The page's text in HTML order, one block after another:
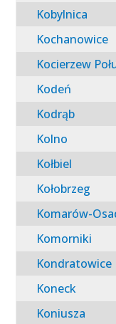
Kobylnica
Kochanowice
Kocierzew
Kodeń
Kodrąb
Kolno
Kołbiel
Kołobrzeg
Komarów-
Komorniki
Kondratowice
Koneck
Koniusza